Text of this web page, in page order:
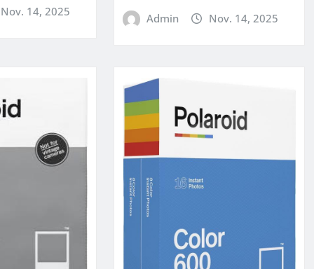
Nov. 14, 2025
Admin Nov. 14, 2025